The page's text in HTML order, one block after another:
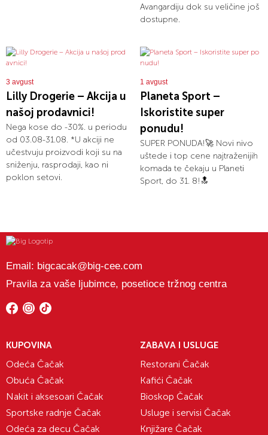
Avangardiju dok su veličine još
dostupne.
3 avgust
Lilly Drogerie – Akcija u
našoj prodavnici!
Nega kose do -30%. u periodu
od 03.08-31.08. *U akciji ne
učestvuju proizvodi koji su na
sniženju, rasprodaji, kao ni
poklon setovi.
1 avgust
Planeta Sport –
Iskoristite super
ponudu!
SUPER PONUDA!🚀 Novi nivo
uštede i top cene najtraženijih
komada te čekaju u Planeti
Sport, do 31. 8!🔝
Email: bigcacak@big-cee.com
Pravila za vaše ljubimce, posetioce tržnog centra
KUPOVINA
Odeća Čačak
Obuća Čačak
Nakit i aksesoari Čačak
Sportske radnje Čačak
Odeća za decu Čačak
ZABAVA I USLUGE
Restorani Čačak
Kafići Čačak
Bioskop Čačak
Usluge i servisi Čačak
Knjižare Čačak